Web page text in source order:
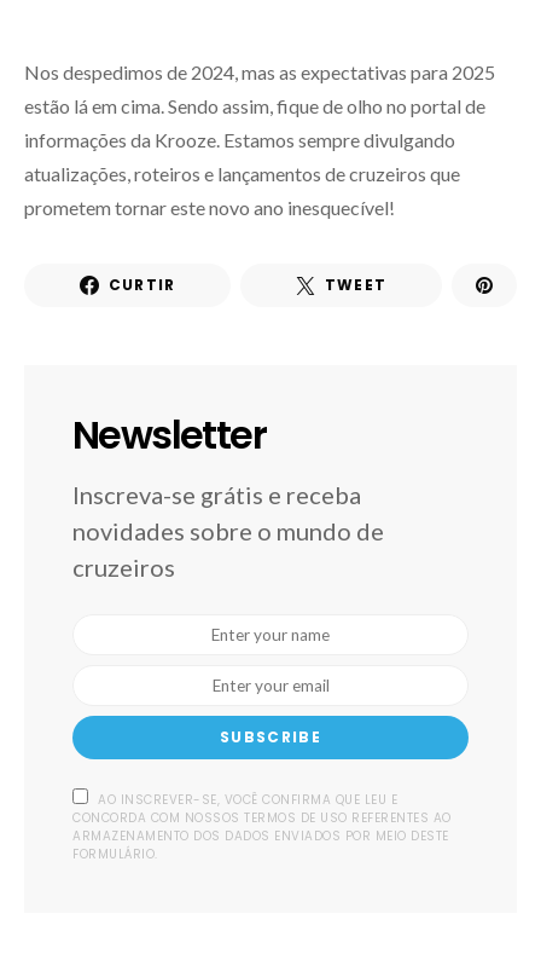
Nos despedimos de 2024, mas as expectativas para 2025
estão lá em cima. Sendo assim, fique de olho no portal de
informações da Krooze. Estamos sempre divulgando
atualizações, roteiros e lançamentos de cruzeiros que
prometem tornar este novo ano inesquecível!
CURTIR TWEET
Newsletter
Inscreva-se grátis e receba
novidades sobre o mundo de
cruzeiros
SUBSCRIBE
AO INSCREVER-SE, VOCÊ CONFIRMA QUE LEU E
CONCORDA COM NOSSOS TERMOS DE USO REFERENTES AO
ARMAZENAMENTO DOS DADOS ENVIADOS POR MEIO DESTE
FORMULÁRIO.